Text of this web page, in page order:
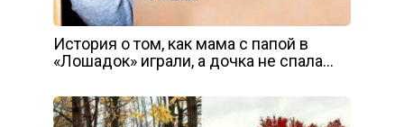
История о том, как мама с папой в
«Лошадок» играли, а дочка не спала…